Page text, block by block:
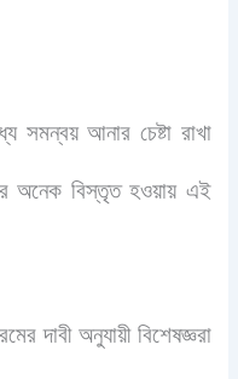
সমন্বয় আনার চেষ্টা রাখা
অনেক বিস্তৃত হওয়ায় এই
দাবী অনুযায়ী বিশেষজ্ঞরা